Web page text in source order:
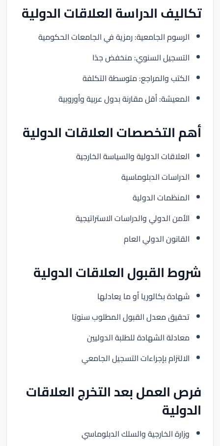
تكاليف الدراسة العلاقات الدولية
الرسوم الجامعية: رمزية في الجامعات الحكومية
التسجيل السنوي: منخفض جدًا
الكتب والمراجع: متوسطة التكلفة
المعيشة: أقل مقارنة بدول عربية وأوروبية
أهم التخصصات العلاقات الدولية
العلاقات الدولية والسياسة الخارجية
الدراسات الدبلوماسية
المنظمات الدولية
الأمن الدولي والدراسات الاستراتيجية
القانون الدولي العام
شروط القبول العلاقات الدولية
شهادة بكالوريا أو ما يعادلها
تحقيق معدل القبول المطلوب سنويًا
معادلة الشهادة للطلبة الدوليين
الالتزام بإجراءات التسجيل الجامعي
فرص العمل بعد التخرج العلاقات
الدولية
وزارة الخارجية والسلك الدبلوماسي